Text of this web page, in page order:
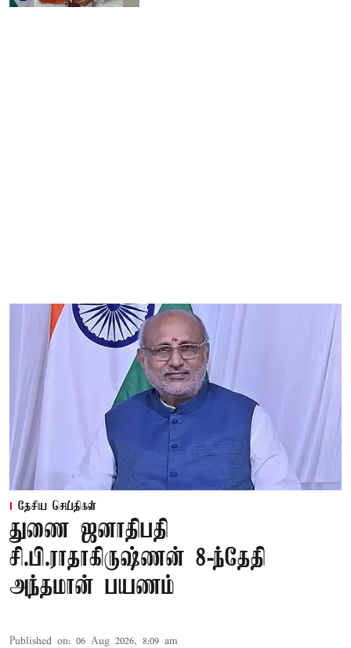
தேசிய செய்திகள்
துணை ஜனாதிபதி
சி.பி.ராதாகிருஷ்ணன் 8-ந்தேதி
அந்தமான் பயணம்
Published on: 06 Aug 2026, 8:09 am